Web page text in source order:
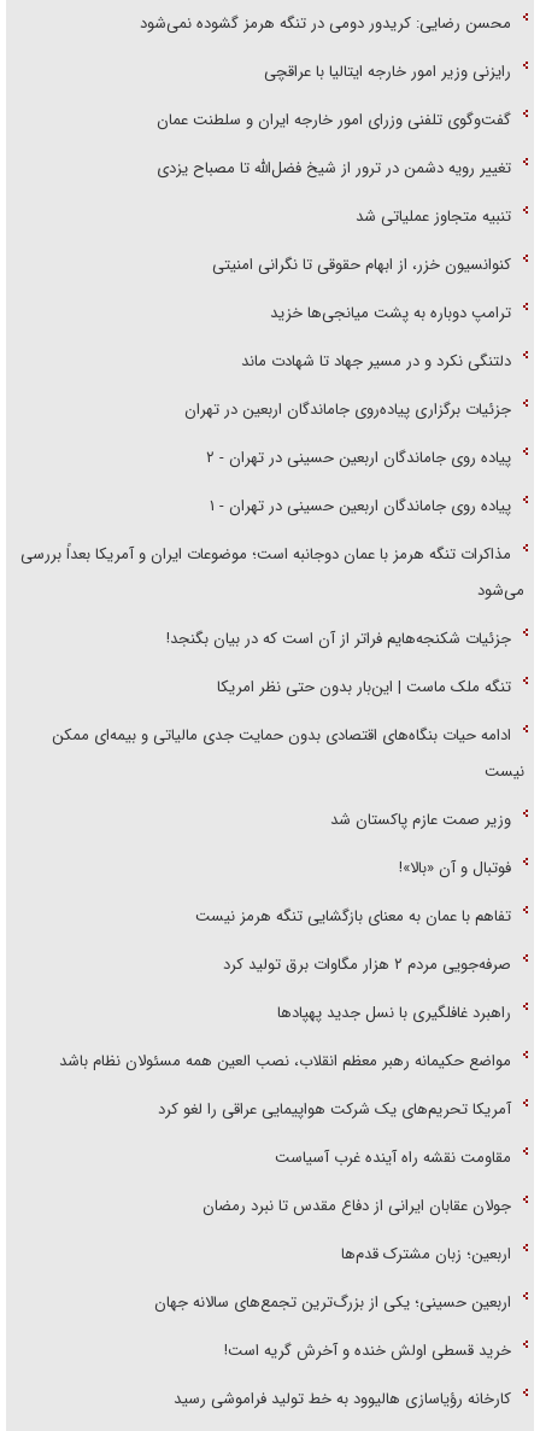
محسن رضایی: کریدور دومی در تنگه هرمز گشوده نمی‌شود
رایزنی وزیر امور خارجه ایتالیا با عراقچی
گفت‌وگوی تلفنی وزرای امور خارجه ایران و سلطنت عمان
تغییر رویه دشمن در ترور از شیخ فضل‌الله تا مصباح یزدی
تنبیه متجاوز عملیاتی شد
کنوانسیون خزر، از ابهام حقوقی تا نگرانی امنیتی
ترامپ دوباره به پشت میانجی‌ها خزید
دلتنگی نکرد و در مسیر جهاد تا شهادت ماند
جزئیات برگزاری پیاده‌روی جاماندگان اربعین در تهران
پیاده روی جاماندگان اربعین حسینی در تهران - ۲
پیاده روی جاماندگان اربعین حسینی در تهران - ۱
مذاکرات تنگه هرمز با عمان دوجانبه است؛ موضوعات ایران و آمریکا بعداً بررسی
می‌شود
جزئیات شکنجه‌هایم فراتر از آن است که در بیان بگنجد!
تنگه ملک ماست | این‌بار بدون حتی نظر امریکا
ادامه حیات بنگاه‌های اقتصادی بدون حمایت جدی مالیاتی و بیمه‌ای ممکن
نیست
وزیر صمت عازم پاکستان شد
فوتبال و آن «بالا»!
تفاهم با عمان به معنای بازگشایی تنگه هرمز نیست
صرفه‌جویی مردم ۲ هزار مگاوات برق تولید کرد
راهبرد غافلگیری با نسل جدید پهپاد‌ها
مواضع حکیمانه رهبر معظم انقلاب، نصب العین همه مسئولان نظام باشد
آمریکا تحریم‌های یک شرکت هواپیمایی عراقی را لغو کرد
مقاومت نقشه راه آینده غرب آسیاست
جولان عقابان ایرانی از دفاع مقدس تا نبرد رمضان
اربعین؛ زبان مشترک قدم‌ها
اربعین حسینی؛ یکی از بزرگ‌ترین تجمع‌های سالانه جهان
خرید قسطی اولش خنده و آخرش گریه است!
کارخانه رؤیاسازی هالیوود به خط تولید فراموشی رسید